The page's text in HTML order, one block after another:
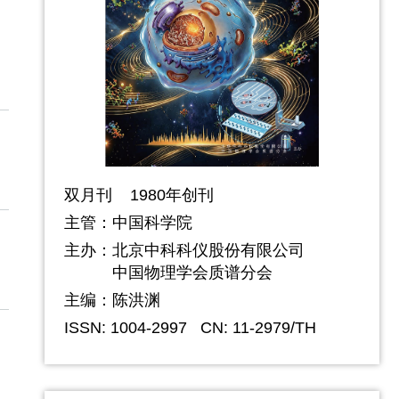
双月刊 1980年创刊
主管：中国科学院
主办： 北京中科科仪股份有限公司
中国物理学会质谱分会
主编：陈洪渊
ISSN: 1004-2997 CN: 11-2979/TH